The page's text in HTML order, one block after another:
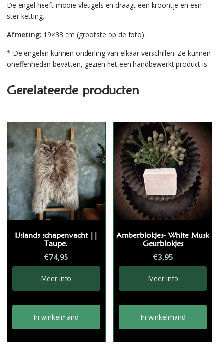
De engel heeft mooie vleugels en draagt een kroontje en een
ster ketting.
Afmeting: 19×33 cm (grootste op de foto).
* De engelen kunnen onderling van elkaar verschillen. Ze kunnen
oneffenheden bevatten, gezien het een handbewerkt product is.
Gerelateerde producten
IJslands schapenvacht ||
Taupe.
€74,95
Meer info
In winkelmand
Amberblokjes- White Musk
Geurblokjes
€3,95
Meer info
In winkelmand